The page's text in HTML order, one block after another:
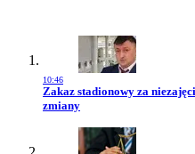
10:46
Przejdź do artykułu:
Zakaz stadionowy za
zmiany